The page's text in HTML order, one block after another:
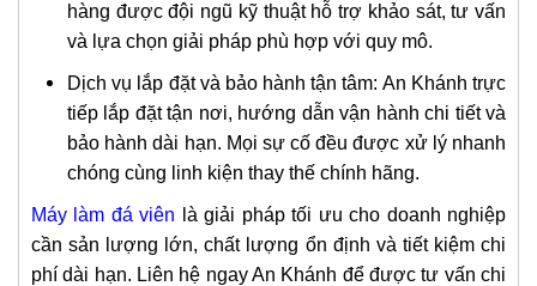
hàng được đội ngũ kỹ thuật hỗ trợ khảo sát, tư vấn
và lựa chọn giải pháp phù hợp với quy mô.
Dịch vụ lắp đặt và bảo hành tận tâm: An Khánh trực
tiếp lắp đặt tận nơi, hướng dẫn vận hành chi tiết và
bảo hành dài hạn. Mọi sự cố đều được xử lý nhanh
chóng cùng linh kiện thay thế chính hãng.
Máy làm đá viên
là giải pháp tối ưu cho doanh nghiệp
cần sản lượng lớn, chất lượng ổn định và tiết kiệm chi
phí dài hạn. Liên hệ ngay An Khánh để được tư vấn chi